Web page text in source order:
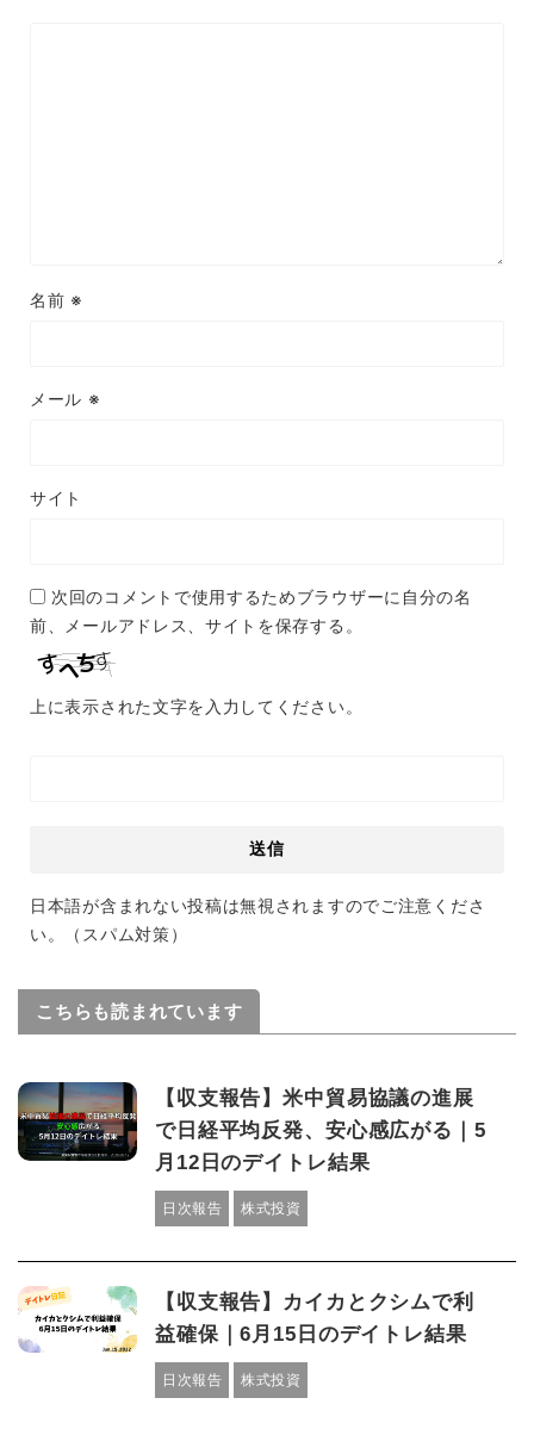
名前 ※
メール ※
サイト
次回のコメントで使用するためブラウザーに自分の名
前、メールアドレス、サイトを保存する。
上に表示された文字を入力してください。
日本語が含まれない投稿は無視されますのでご注意くださ
い。（スパム対策）
こちらも読まれています
【収支報告】米中貿易協議の進展
で日経平均反発、安心感広がる｜5
月12日のデイトレ結果
日次報告 株式投資
【収支報告】カイカとクシムで利
益確保｜6月15日のデイトレ結果
日次報告 株式投資